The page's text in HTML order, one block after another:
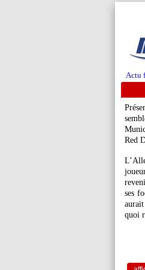
Actu
Red
ses
quoi